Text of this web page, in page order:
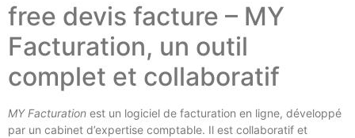
free devis facture – MY
Facturation, un outil
complet et collaboratif
MY Facturation est un logiciel de facturation en ligne, développé
par un cabinet d’expertise comptable. Il est collaboratif et